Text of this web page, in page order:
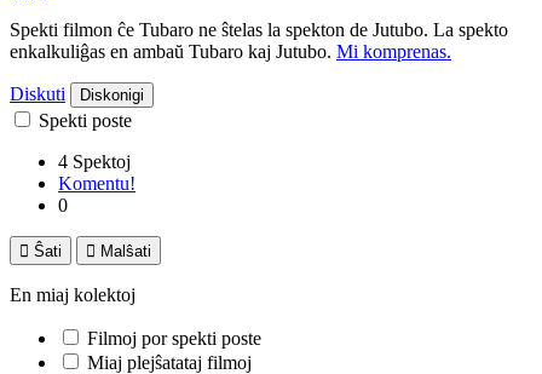
Spekti filmon ĉe Tubaro ne ŝtelas la spekton de Jutubo. La spekto
enkalkuliĝas en ambaŭ Tubaro kaj Jutubo. Mi komprenas.
Diskuti Diskonigi
Spekti poste
4 Spektoj
Komentu!
0
 Ŝati  Malŝati
En miaj kolektoj
Filmoj por spekti poste
Miaj plejŝatataj filmoj